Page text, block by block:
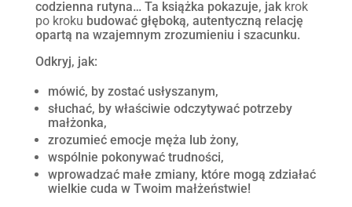
codzienna rutyna… Ta książka pokazuje, jak krok
po kroku budować głęboką, autentyczną relację
opartą na wzajemnym zrozumieniu i szacunku.
Odkryj, jak:
mówić, by zostać usłyszanym,
słuchać, by właściwie odczytywać potrzeby
małżonka,
zrozumieć emocje męża lub żony,
wspólnie pokonywać trudności,
wprowadzać małe zmiany, które mogą zdziałać
wielkie cuda w Twoim małżeństwie!